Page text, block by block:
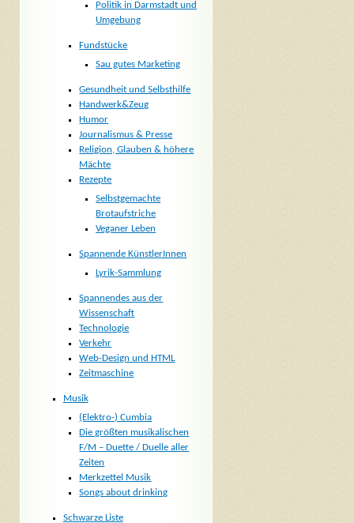
Politik in Darmstadt und
Umgebung
Fundstücke
Sau gutes Marketing
Gesundheit und Selbsthilfe
Handwerk&Zeug
Humor
Journalismus & Presse
Religion, Glauben & höhere
Mächte
Rezepte
Selbstgemachte
Brotaufstriche
Veganer Leben
Spannende KünstlerInnen
Lyrik-Sammlung
Spannendes aus der
Wissenschaft
Technologie
Verkehr
Web-Design und HTML
Zeitmaschine
Musik
(Elektro-) Cumbia
Die größten musikalischen
F/M – Duette / Duelle aller
Zeiten
Merkzettel Musik
Songs about drinking
Schwarze Liste